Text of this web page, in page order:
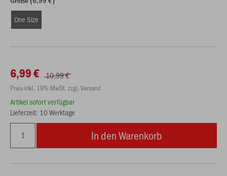
One Size
6,99 € 10,99 €
Preis inkl. 19% MwSt. zzgl. Versand
Artikel sofort verfügbar
Lieferzeit: 10 Werktage
In den Warenkorb